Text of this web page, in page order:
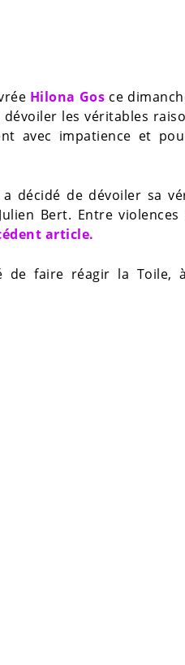
Hilona Gos ce
les véritables
avec impatience et
décidé de dévoiler sa
Bert. Entre
article.
de faire réagir la Toile,